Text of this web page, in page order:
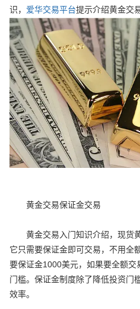
识， 爱华交易平台提示介绍黄金交
黄金交易保证金交易
黄金交易入门知识介绍，现货黄
它只需要保证金即可交易，不用全
要保证金1000美元，如果要全额
门槛。保证金制度除了降低投资门
效率。